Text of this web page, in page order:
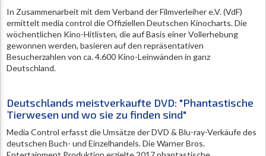
In Zusammenarbeit mit dem Verband der Filmverleiher e.V. (VdF)
ermittelt media control die Offiziellen Deutschen Kinocharts. Die
wöchentlichen Kino-Hitlisten, die auf Basis einer Vollerhebung
gewonnen werden, basieren auf den repräsentativen
Besucherzahlen von ca. 4.600 Kino-Leinwänden in ganz
Deutschland.
Deutschlands meistverkaufte DVD: "Phantastische
Tierwesen und wo sie zu finden sind"
Media Control erfasst die Umsätze der DVD & Blu-ray-Verkäufe des
deutschen Buch- und Einzelhandels. Die Warner Bros.